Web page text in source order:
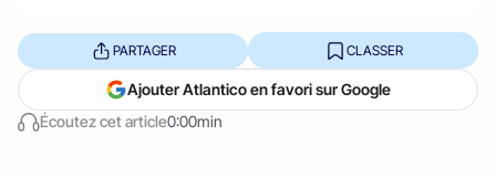
Écoutez cet article0:00min
PARTAGER CLASSER
Ajouter Atlantico en favori sur Google